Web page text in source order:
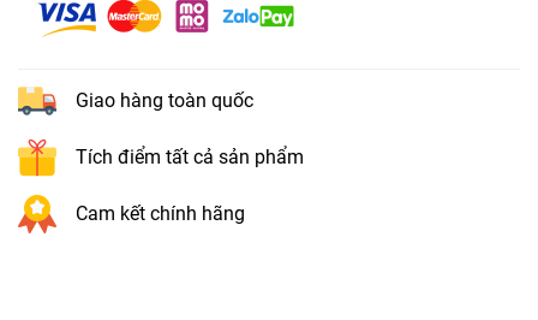
Giao hàng toàn quốc
Tích điểm tất cả sản phẩm
Cam kết chính hãng